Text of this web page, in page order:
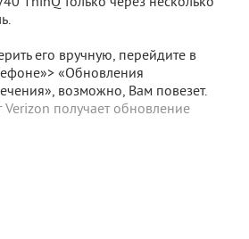
его вручную, перейдите в
«Обновления
возможно, Вам повезет.
Verizon получает обновление